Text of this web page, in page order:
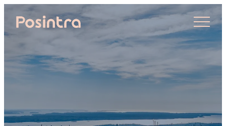
content
Posintra